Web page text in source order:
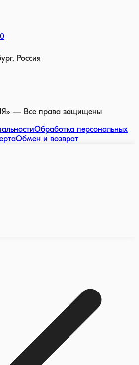
Россия
— Все права защищены
Обработка персональных
Обмен и возврат